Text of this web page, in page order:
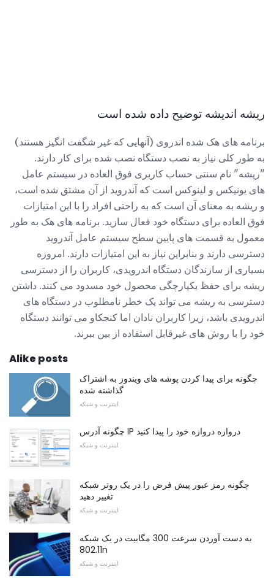
ریشه اندیشه توضیح داده شده است
برنامه های هک شده اندروی (آنهایی که غیر شگفت انگیز هستند)
به طور کلی نیاز به نصب دستگاه نصب شده برای کار دارند.
"ریشه" نام سنتی حساب کاربری فوق العاده در سیستم عامل
های یونیکس و لینوکس است که آندروید از آن مشتق شده است،
و ریشه به معنای آن است که به راحتی افراد را با این امتیازات
فوق العاده برای دستگاه خود فعال سازید. برنامه های هک به طور
معمول به قسمت های پایین سطح سیستم عامل آندروید
دسترسی دارند و بنابراین نیاز به این امتیازات دارند. امروزه
بسیاری از سازندگان دستگاه اندرویدی، کاربران را از دسترسی
ریشه برای حفظ یکپارچگی محصول خود مسدود می کنند. داشتن
دسترسی به ریشه می تواند یک خطر نامطلوب در دستگاه های
اندرویدی باشد، زیرا کاربران نادان اما کنجکاو می توانند دستگاه
خود را با روش های غیرقابل استفاده از بین ببرند.
Alike posts
چگونه برای پیدا کردن پوشه های ویندوز به اشتراک
گذاشته شده
اینترنت و شبکه
چگونه آدرس IP دروازه دروازه خود را پیدا کنید
اینترنت و شبکه
چگونه رمز عبور پیش فرض را در یک روتر شبکه
تغییر دهید
اینترنت و شبکه
به دست آوردن سرعت 300 مگابیت در یک شبکه
802.11n
اینترنت و شبکه